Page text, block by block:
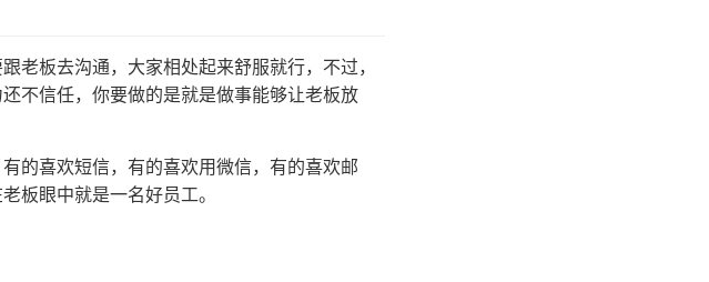
老板去沟通，大家相处起来舒服就行，不过，
不信任，你要做的是就是做事能够让老板放
的喜欢短信，有的喜欢用微信，有的喜欢邮
板眼中就是一名好员工。